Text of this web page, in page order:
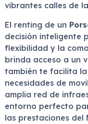
vibrantes calles de
El renting de un
decisión inteligente
flexibilidad y la
brinda acceso a un
también te facilita
necesidades de
amplia red de
entorno perfecto
las prestaciones del